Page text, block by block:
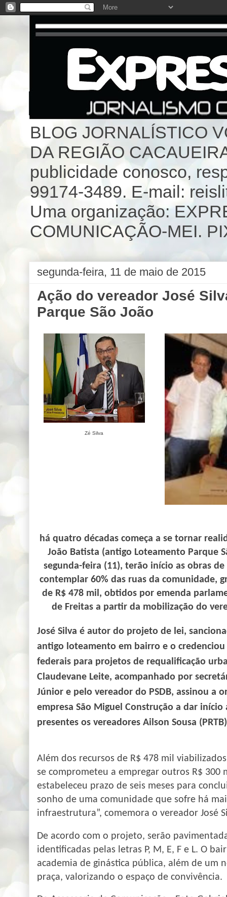
BLOG JORNALÍSTICO
DA REGIÃO
publicidade conosco,
99174-3489. E-mail:
Uma organização:
COMUNICAÇÃO-MEI.
segunda-feira, 11 de maio de 2015
Ação do vereador José
Parque São João
Zé Silva
há quatro décadas começa a se tornar
João Batista (antigo Loteamento Parque
segunda-feira (11), terão início as obras
contemplar 60% das ruas da comunidade,
de R$ 478 mil, obtidos por emenda
de Freitas a partir da mobilização do
José Silva é autor do projeto de lei,
antigo loteamento em bairro e o
federais para projetos de requalificação
Claudevane Leite, acompanhado por
Júnior e pelo vereador do PSDB, assinou a
empresa São Miguel Construção a dar
presentes os vereadores Ailson Sousa
Além dos recursos de R$ 478 mil
se comprometeu a empregar outros R$ 300
estabeleceu prazo de seis meses para
sonho de uma comunidade que sofre há
infraestrutura”, comemora o vereador José
De acordo com o projeto, serão
identificadas pelas letras P, M, E, F e L. O
academia de ginástica pública, além de um
praça, valorizando o espaço de convivência.